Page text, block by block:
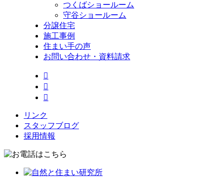
つくばショールーム
守谷ショールーム
分譲住宅
施工事例
住まい手の声
お問い合わせ・資料請求



リンク
スタッフブログ
採用情報